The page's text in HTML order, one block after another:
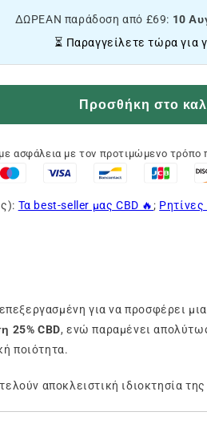
ΔΩΡΕΑΝ παράδοση από £69: 10
⏳ Παραγγείλετε τώρα για
Προσθήκη στο
ασφάλεια με τον προτιμώμενο τρόπο
Τα best-seller μας CBD 🔥; Ρητίνες
για να προσφέρει
25% CBD, ενώ παραμένει
ποιότητα.
αποκλειστική ιδιοκτησία